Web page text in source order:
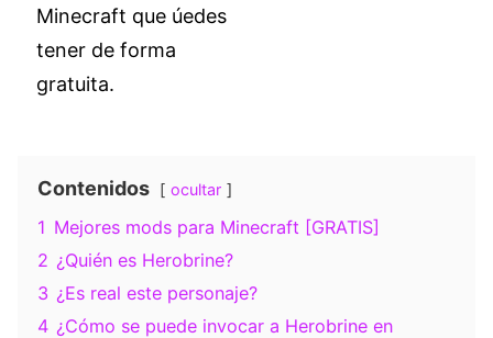
Minecraft que úedes
tener de forma
gratuita.
Contenidos ocultar
1 Mejores mods para Minecraft [GRATIS]
2 ¿Quién es Herobrine?
3 ¿Es real este personaje?
4 ¿Cómo se puede invocar a Herobrine en